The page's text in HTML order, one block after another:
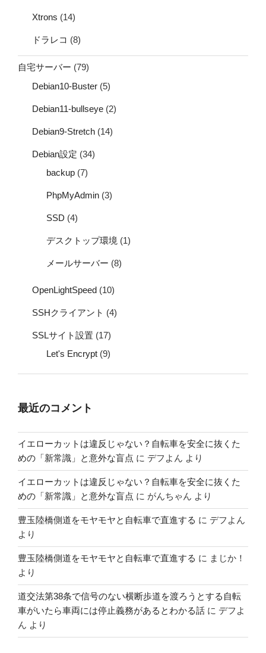
Xtrons (14)
ドラレコ (8)
自宅サーバー (79)
Debian10-Buster (5)
Debian11-bullseye (2)
Debian9-Stretch (14)
Debian設定 (34)
backup (7)
PhpMyAdmin (3)
SSD (4)
デスクトップ環境 (1)
メールサーバー (8)
OpenLightSpeed (10)
SSHクライアント (4)
SSLサイト設置 (17)
Let's Encrypt (9)
最近のコメント
イエローカットは違反じゃない？自転車を安全に抜くた
めの「新常識」と意外な盲点 に デフよん より
イエローカットは違反じゃない？自転車を安全に抜くた
めの「新常識」と意外な盲点 に がんちゃん より
豊玉陸橋側道をモヤモヤと自転車で直進する に デフよん
より
豊玉陸橋側道をモヤモヤと自転車で直進する に まじか！
より
道交法第38条で信号のない横断歩道を渡ろうとする自転
車がいたら車両には停止義務があるとわかる話 に デフよ
ん より